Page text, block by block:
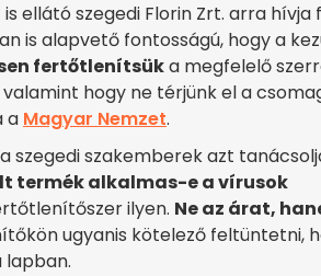
ellátó szegedi Florin Zrt. arra hívja
is alapvető fontosságú, hogy a
fertőtlenítsüka megfelelő
hogy ne térjünk el a
a Magyar Nemzet.
szegedi szakemberek azt
termék alkalmas-e a vírusok
ilyen. Ne az árat,
ugyanis kötelező feltüntetni,
lapban.